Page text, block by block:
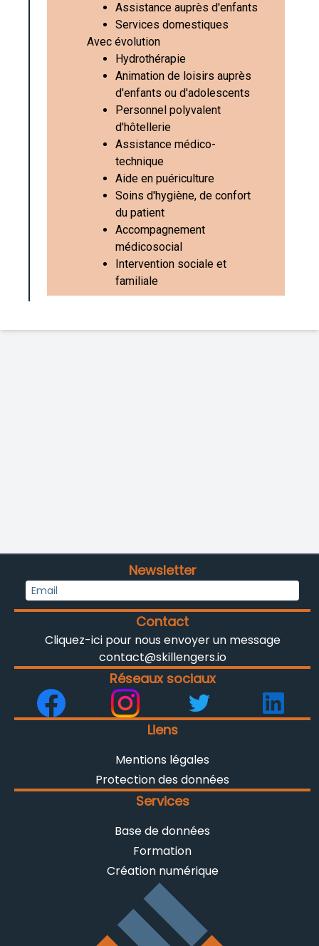
Assistance auprès d'enfants
Services domestiques
Avec évolution
Hydrothérapie
Animation de loisirs auprès
d'enfants ou d'adolescents
Personnel polyvalent
d'hôtellerie
Assistance médico-
technique
Aide en puériculture
Soins d'hygiène, de confort
du patient
Accompagnement
médicosocial
Intervention sociale et
familiale
Services
Base de données
Formation
Création numérique
Liens
Mentions légales
Protection des données
Réseaux sociaux
Contact
Cliquez-ici pour nous envoyer un message
contact@skillengers.io
Newsletter